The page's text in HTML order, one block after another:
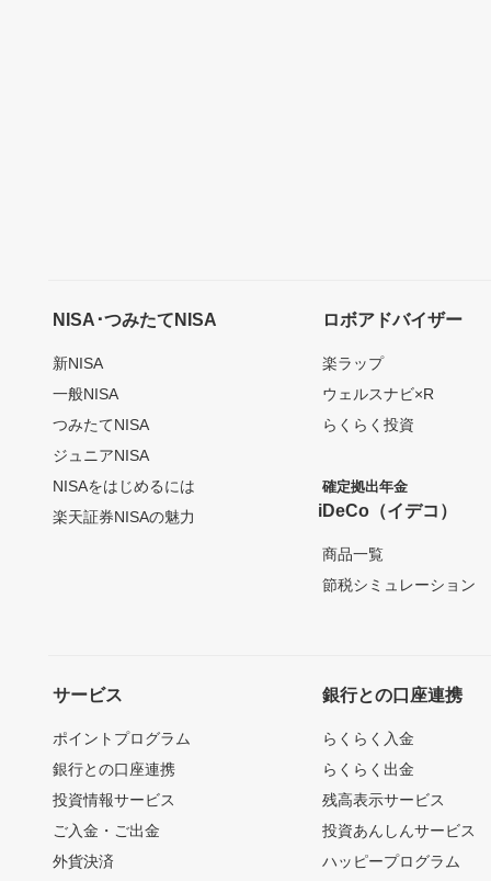
NISA･つみたてNISA
新NISA
一般NISA
つみたてNISA
ジュニアNISA
NISAをはじめるには
楽天証券NISAの魅力
ロボアドバイザー
楽ラップ
ウェルスナビ×R
らくらく投資
確定拠出年金
iDeCo（イデコ）
商品一覧
節税シミュレーション
サービス
ポイントプログラム
銀行との口座連携
投資情報サービス
ご入金・ご出金
外貨決済
銀行との口座連携
らくらく入金
らくらく出金
残高表示サービス
投資あんしんサービス
ハッピープログラム